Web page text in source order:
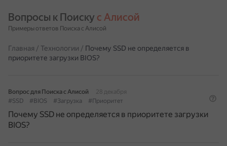
Вопросы к Поиску с Алисой
Примеры ответов Поиска с Алисой
Главная / Технологии / Почему SSD не определяется в
приоритете загрузки BIOS?
Вопрос для Поиска с Алисой
28 декабря
#SSD
#BIOS #Загрузка #Приоритет
Почему SSD не определяется в приоритете загрузки
BIOS?